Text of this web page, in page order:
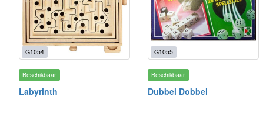
G1054
Beschikbaar
Labyrinth
G1055
Beschikbaar
Dubbel Dobbel